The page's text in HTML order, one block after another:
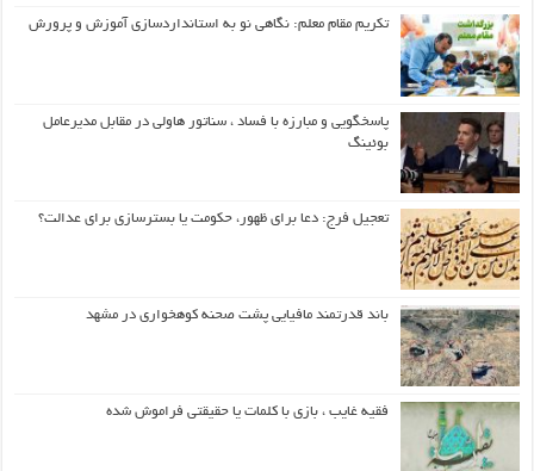
تکریم مقام معلم: نگاهی نو به استانداردسازی آموزش و پرورش
پاسخگویی و مبارزه با فساد ، سناتور هاولی در مقابل مدیرعامل
بوئینگ
تعجیل فرج: دعا برای ظهور، حکومت یا بسترسازی برای عدالت؟
باند قدرتمند مافیایی پشت صحنه کوهخواری در مشهد
فقیه غایب ، بازی با کلمات یا حقیقتی فراموش شده